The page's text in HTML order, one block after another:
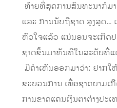
ທ້າຍທີ່ສຸດການສົນທະນາກໍມາ
ແລະ ການນັບຖືຊາດ ສູງສຸດ…
ຫົວໃຈແລ້ວ ແນ່ນອນຈະເກີດ
ຊາດຂຶ້ນມາທັນທີໃນລະດັບທີ່ແ
ມີຄໍາເຫັນອອກມາວ່າ: ຢາກໃ
ຂະບວນການ ເພື່ອຊາດຍາມເ
ການຂາດແຄນເງິນຕາຕ່າງປະ